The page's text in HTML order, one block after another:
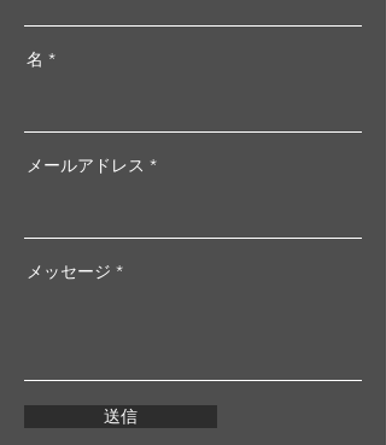
名
メールアドレス
メッセージ
送信